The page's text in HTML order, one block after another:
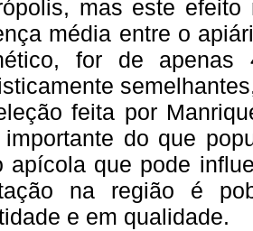
mas este
média entre o
for de apenas
feita por
importante do que
apícola que pode
na região é
e em qualidade.